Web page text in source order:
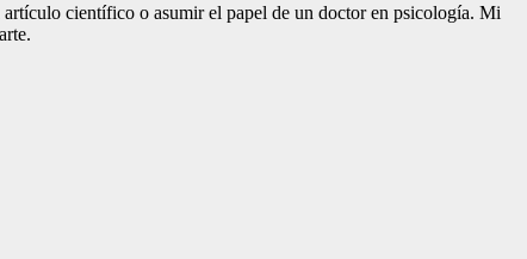
científico o asumir el papel de un doctor en psicología. Mi